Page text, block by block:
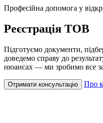
Професійна допомога у
Реєстрація ТОВ
Підготуємо документи,
доведемо справу до
нюансах — ми зробимо все
Отримати консультацію Про